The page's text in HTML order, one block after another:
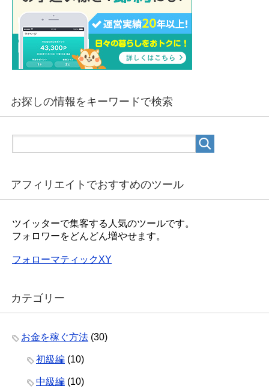
お探しの情報をキーワードで検索
アフィリエイトでおすすめのツール
ツイッターで集客する人気のツールです。
フォロワーをどんどん増やせます。
フォローマティックXY
カテゴリー
お金を稼ぐ方法 (30)
初級編 (10)
中級編 (10)